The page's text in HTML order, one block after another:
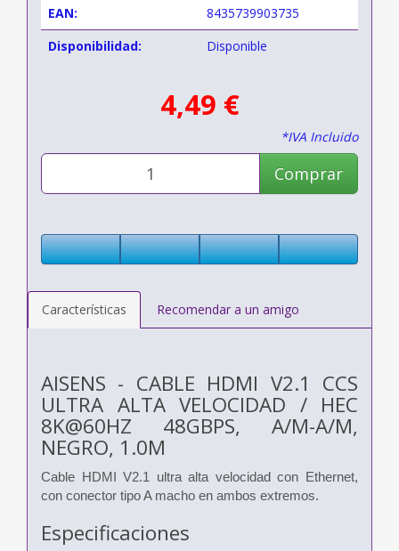
EAN:
8435739903735
Disponibilidad:
Disponible
4,49 €
*IVA Incluido
Comprar
Características Recomendar a un amigo
AISENS - CABLE HDMI V2.1 CCS
ULTRA ALTA VELOCIDAD / HEC
8K@60HZ 48GBPS, A/M-A/M,
NEGRO, 1.0M
Cable HDMI V2.1 ultra alta velocidad con Ethernet,
con conector tipo A macho en ambos extremos.
Especificaciones